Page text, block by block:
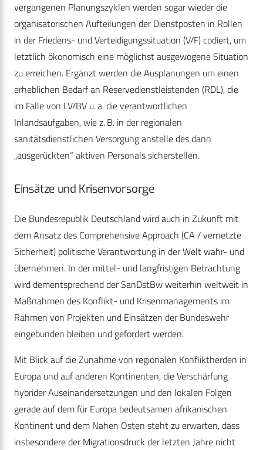
vergangenen Planungszyklen werden sogar wieder die
organisatorischen Aufteilungen der Dienstposten in Rollen
in der Friedens- und Verteidigungssituation (V/F) codiert, um
letztlich ökonomisch eine möglichst ausgewogene Situation
zu erreichen. Ergänzt werden die Ausplanungen um einen
erheblichen Bedarf an Reservedienstleistenden (RDL), die
im Falle von LV/BV u. a. die verantwortlichen
Inlandsaufgaben, wie z. B. in der regionalen
sanitätsdienstlichen Versorgung anstelle des dann
„ausgerückten“ aktiven Personals sicherstellen.
Einsätze und Krisenvorsorge
Die Bundesrepublik Deutschland wird auch in Zukunft mit
dem Ansatz des Comprehensive Approach (CA / vernetzte
Sicherheit) politische Verantwortung in der Welt wahr- und
übernehmen. In der mittel- und langfristigen Betrachtung
wird dementsprechend der SanDstBw weiterhin weltweit in
Maßnahmen des Konflikt- und Krisenmanagements im
Rahmen von Projekten und Einsätzen der Bundeswehr
eingebunden bleiben und gefordert werden.
Mit Blick auf die Zunahme von regionalen Konfliktherden in
Europa und auf anderen Kontinenten, die Verschärfung
hybrider Auseinandersetzungen und den lokalen Folgen
gerade auf dem für Europa bedeutsamen afrikanischen
Kontinent und dem Nahen Osten steht zu erwarten, dass
insbesondere der Migrationsdruck der letzten Jahre nicht